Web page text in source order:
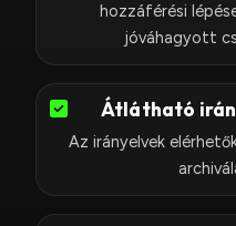
hozzáférési
jóváhagyott
Átlátható
Az irányelvek